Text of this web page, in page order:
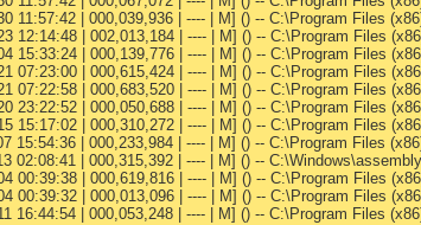
11:57:42 | 000,039,936 | ---- | M] () -- C:\Program Files
12:14:48 | 002,013,184 | ---- | M] () -- C:\Program Files
15:33:24 | 000,139,776 | ---- | M] () -- C:\Program Files
07:23:00 | 000,615,424 | ---- | M] () -- C:\Program Files
07:22:58 | 000,683,520 | ---- | M] () -- C:\Program Files
23:22:52 | 000,050,688 | ---- | M] () -- C:\Program Files
15:17:02 | 000,310,272 | ---- | M] () -- C:\Program Files
15:54:36 | 000,233,984 | ---- | M] () -- C:\Program Files
02:08:41 | 000,315,392 | ---- | M] () --
00:39:38 | 000,619,816 | ---- | M] () -- C:\Program Files
00:39:32 | 000,013,096 | ---- | M] () -- C:\Program Files
16:44:54 | 000,053,248 | ---- | M] () -- C:\Program Files